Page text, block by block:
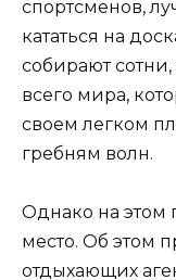
спортсменов,
кататься на
собирают
всего мира,
своем легком
гребням волн.
Однако на этом
место. Об этом
отдыхающих